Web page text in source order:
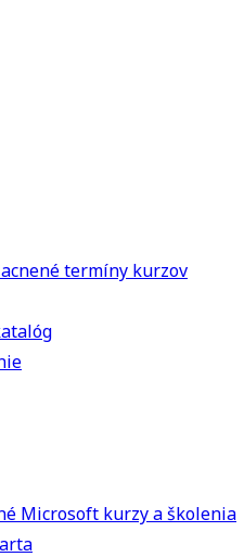
termíny kurzov
Microsoft kurzy a školenia